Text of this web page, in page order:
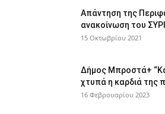
Απάντηση της
ανακοίνωση του
15 Οκτωβρίου 2021
Δήμος Μπροστά+
χτυπά η καρδιά της
16 Φεβρουαρίου 2023